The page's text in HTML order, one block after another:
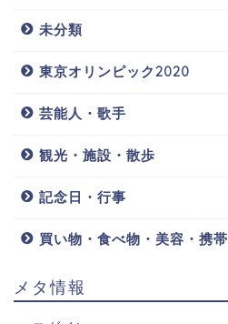
未分類
東京オリンピック2020
芸能人・歌手
観光・施設・散歩
記念日・行事
買い物・食べ物・美容・携帯
メタ情報